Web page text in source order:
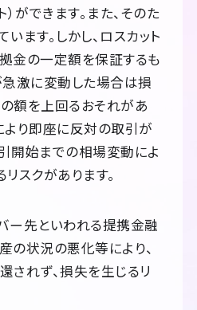
）ができます。また、そのた
ます。しかし、ロスカット
金の一定額を保証するも
急激に変動した場合は損
額を上回るおそれがあ
より即座に反対の取引が
開始までの相場変動によ
スクがあります。
ー先といわれる提携金融
の状況の悪化等により、
されず、損失を生じるリ